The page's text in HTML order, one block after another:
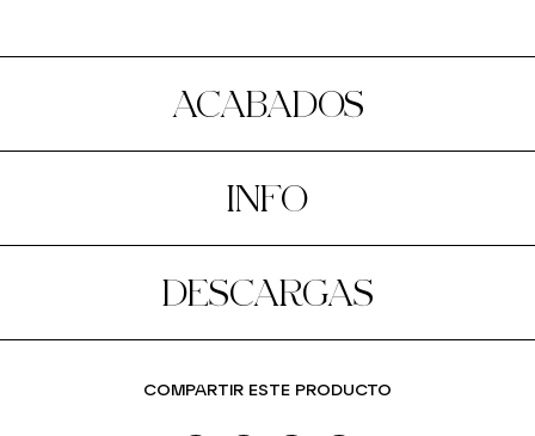
ACABADOS
INFO
DESCARGAS
COMPARTIR ESTE PRODUCTO